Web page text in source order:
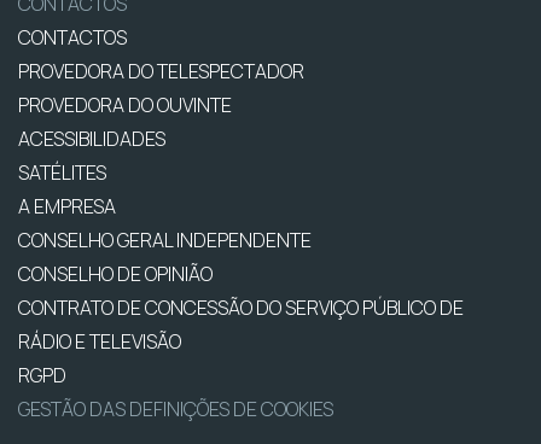
CONTACTOS
PROVEDORA DO TELESPECTADOR
PROVEDORA DO OUVINTE
ACESSIBILIDADES
SATÉLITES
A EMPRESA
CONSELHO GERAL INDEPENDENTE
CONSELHO DE OPINIÃO
CONTRATO DE CONCESSÃO DO SERVIÇO PÚBLICO DE
RÁDIO E TELEVISÃO
RGPD
GESTÃO DAS DEFINIÇÕES DE COOKIES